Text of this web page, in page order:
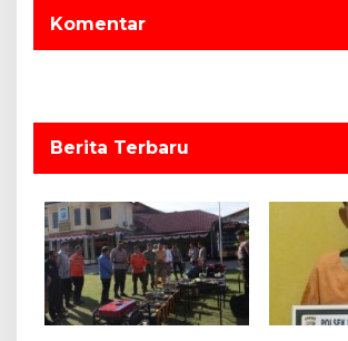
p
o
Komentar
Berita Terbaru